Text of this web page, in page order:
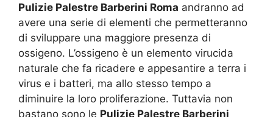
Pulizie Palestre Barberini Roma andranno ad
avere una serie di elementi che permetteranno
di sviluppare una maggiore presenza di
ossigeno. L’ossigeno è un elemento virucida
naturale che fa ricadere e appesantire a terra i
virus e i batteri, ma allo stesso tempo a
diminuire la loro proliferazione. Tuttavia non
bastano sono le Pulizie Palestre Barberini